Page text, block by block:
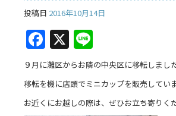
投稿日 2016年10月14日
F
a
c
e
X
n
e
９月に灘区からお隣の中央区に移転しました
移転を機に店頭でミニカップを販売していま
お近くにお越しの際は、ぜひお立ち寄りく